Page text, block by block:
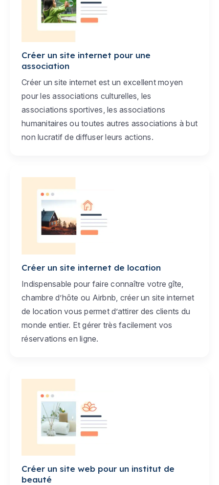
Créer un site internet pour une
association
Créer un site internet est un excellent moyen
pour les associations culturelles, les
associations sportives, les associations
humanitaires ou toutes autres associations à but
non lucratif de diffuser leurs actions.
Créer un site internet de location
Indispensable pour faire connaître votre gîte,
chambre d’hôte ou Airbnb, créer un site internet
de location vous permet d’attirer des clients du
monde entier. Et gérer très facilement vos
réservations en ligne.
Créer un site web pour un institut de
beauté